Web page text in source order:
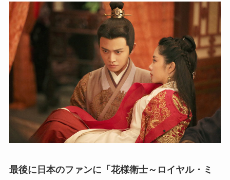
最後に日本のファンに「花様衛士～ロイヤル・ミ